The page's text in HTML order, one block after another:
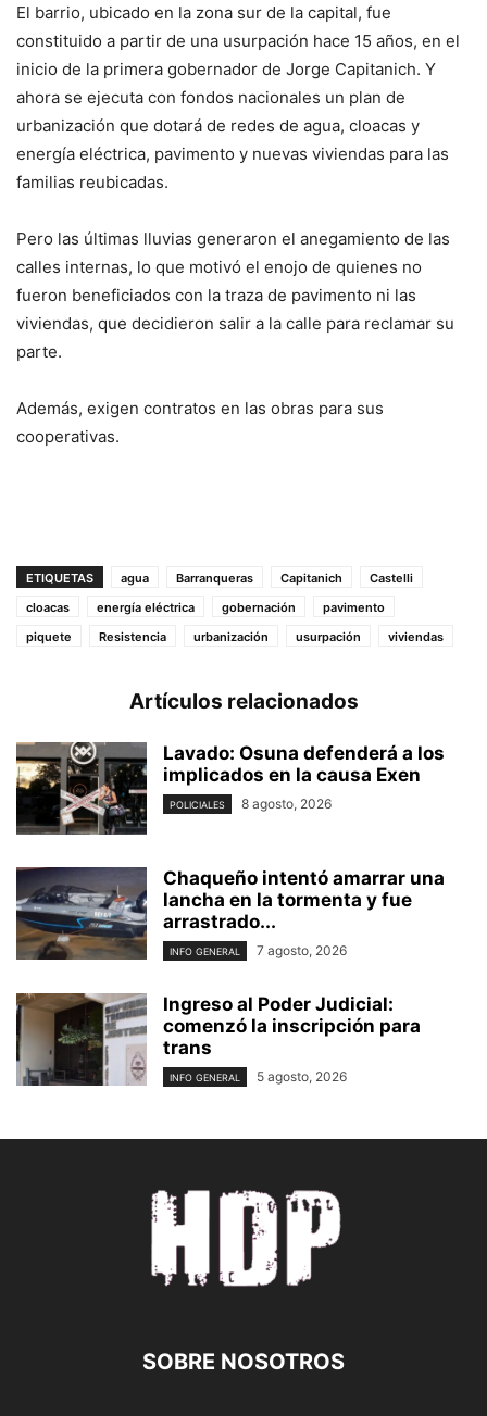
El barrio, ubicado en la zona sur de la capital, fue
constituido a partir de una usurpación hace 15 años, en el
inicio de la primera gobernador de Jorge Capitanich. Y
ahora se ejecuta con fondos nacionales un plan de
urbanización que dotará de redes de agua, cloacas y
energía eléctrica, pavimento y nuevas viviendas para las
familias reubicadas.
Pero las últimas lluvias generaron el anegamiento de las
calles internas, lo que motivó el enojo de quienes no
fueron beneficiados con la traza de pavimento ni las
viviendas, que decidieron salir a la calle para reclamar su
parte.
Además, exigen contratos en las obras para sus
cooperativas.
ETIQUETAS agua Barranqueras Capitanich
Castelli
cloacas
energía eléctrica gobernación
pavimento
piquete
Resistencia urbanización usurpación viviendas
Artículos relacionados
Lavado: Osuna defenderá a los
implicados en la causa Exen
POLICIALES 8 agosto, 2026
Chaqueño intentó amarrar una
lancha en la tormenta y fue
arrastrado...
INFO GENERAL 7 agosto, 2026
Ingreso al Poder Judicial:
comenzó la inscripción para
trans
INFO GENERAL 5 agosto, 2026
SOBRE NOSOTROS